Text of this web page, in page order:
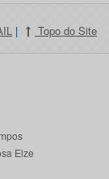
| Topo do Site
Elze